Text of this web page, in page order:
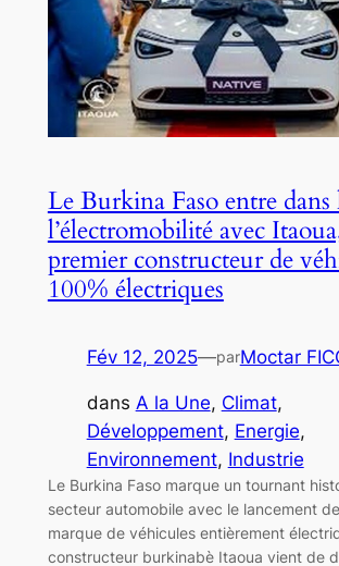
Le Burkina Faso entre dans
l’électromobilité avec
premier constructeur de
100% électriques
Fév 12, 2025—parMoctar
dans A la Une, Climat
Développement, Energie
Environnement, Industrie
Le Burkina Faso marque un tournant
secteur automobile avec le lancement
marque de véhicules entièrement
constructeur burkinabè Itaoua vient de